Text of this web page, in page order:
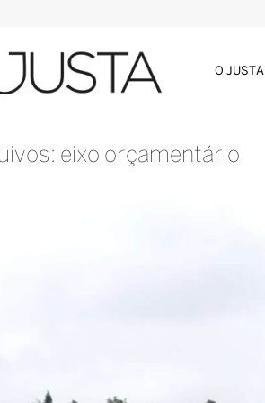
O JUSTA
eixo orçamentário